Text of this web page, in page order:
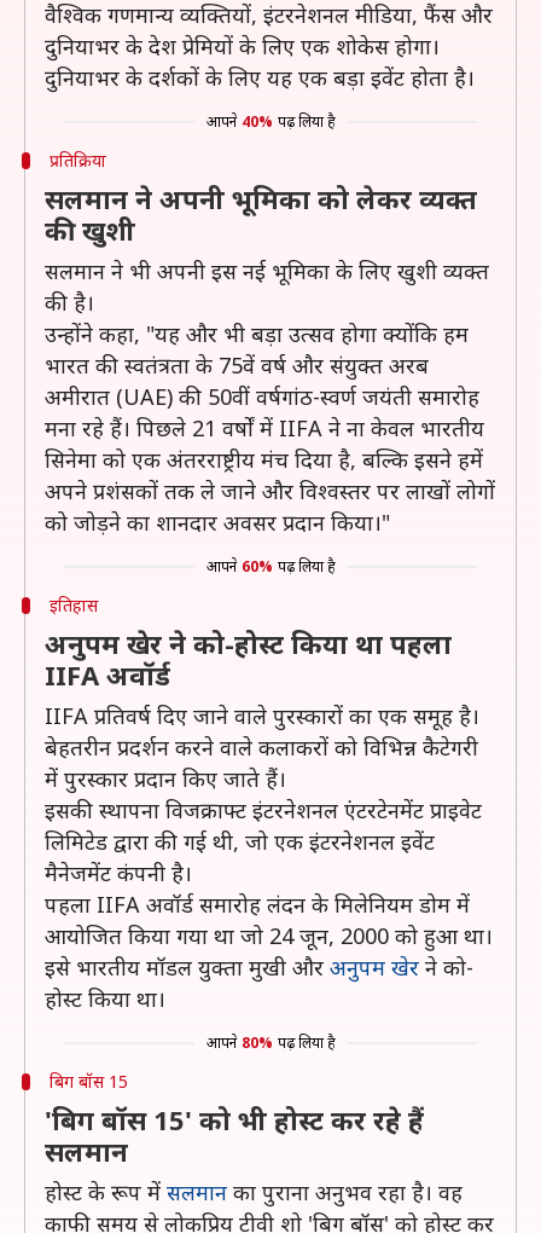
वैश्विक गणमान्य व्यक्तियों, इंटरनेशनल मीडिया, फैंस और
दुनियाभर के देश प्रेमियों के लिए एक शोकेस होगा।
दुनियाभर के दर्शकों के लिए यह एक बड़ा इवेंट होता है।
आपने 40% पढ़ लिया है
प्रतिक्रिया
सलमान ने अपनी भूमिका को लेकर व्यक्त
की खुशी
सलमान ने भी अपनी इस नई भूमिका के लिए खुशी व्यक्त
की है।
उन्होंने कहा, "यह और भी बड़ा उत्सव होगा क्योंकि हम
भारत की स्वतंत्रता के 75वें वर्ष और संयुक्त अरब
अमीरात (UAE) की 50वीं वर्षगांठ-स्वर्ण जयंती समारोह
मना रहे हैं। पिछले 21 वर्षों में IIFA ने ना केवल भारतीय
सिनेमा को एक अंतरराष्ट्रीय मंच दिया है, बल्कि इसने हमें
अपने प्रशंसकों तक ले जाने और विश्वस्तर पर लाखों लोगों
को जोड़ने का शानदार अवसर प्रदान किया।"
आपने 60% पढ़ लिया है
इतिहास
अनुपम खेर ने को-होस्ट किया था पहला
IIFA अवॉर्ड
IIFA प्रतिवर्ष दिए जाने वाले पुरस्कारों का एक समूह है।
बेहतरीन प्रदर्शन करने वाले कलाकरों को विभिन्न कैटेगरी
में पुरस्कार प्रदान किए जाते हैं।
इसकी स्थापना विजक्राफ्ट इंटरनेशनल एंटरटेनमेंट प्राइवेट
लिमिटेड द्वारा की गई थी, जो एक इंटरनेशनल इवेंट
मैनेजमेंट कंपनी है।
पहला IIFA अवॉर्ड समारोह लंदन के मिलेनियम डोम में
आयोजित किया गया था जो 24 जून, 2000 को हुआ था।
इसे भारतीय मॉडल युक्ता मुखी और अनुपम खेर ने को-
होस्ट किया था।
आपने 80% पढ़ लिया है
बिग बॉस 15
'बिग बॉस 15' को भी होस्ट कर रहे हैं
सलमान
होस्ट के रूप में सलमान का पुराना अनुभव रहा है। वह
काफी समय से लोकप्रिय टीवी शो 'बिग बॉस' को होस्ट कर